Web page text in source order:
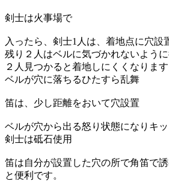
剣士は火事場で
入ったら、剣士1人は、着地点に穴設
残り２人はベルに気づかれないよう
２人見つかると着地しにくくなります
ベルが穴に落ちるひたすら乱舞
笛は、少し距離をおいて穴設置
ベルが穴から出る怒り状態になりキ
剣士は砥石使用
笛は自分が設置した穴の所で角笛で
と便利です。